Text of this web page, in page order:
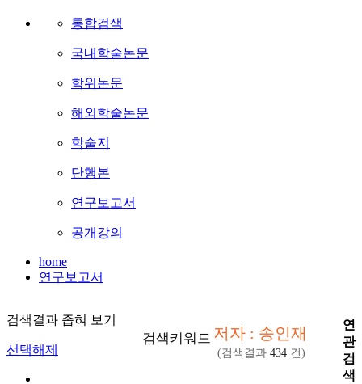
통합검색
국내학술논문
학위논문
해외학술논문
학술지
단행본
연구보고서
공개강의
home
연구보고서
검색결과 좁혀 보기
선택해제
검색키워드 저자 : 송인재
(검색결과 434 건)
연
관
검
색